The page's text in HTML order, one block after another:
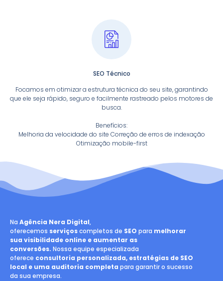
SEO Técnico
Focamos em otimizar a estrutura técnica do seu site, garantindo
que ele seja rápido, seguro e facilmente rastreado pelos motores de
busca.
Benefícios:
Melhoria da velocidade do site Correção de erros de indexação
Otimização mobile-first
Na Agência Nera Digital,
oferecemos serviçoscompletos de SEO para melhorar
sua visibilidade online e aumentar as
conversões. Nossa equipe especializada
oferece consultoria personalizada, estratégias de SEO
local e uma auditoria completa para garantir o sucesso
da sua empresa.